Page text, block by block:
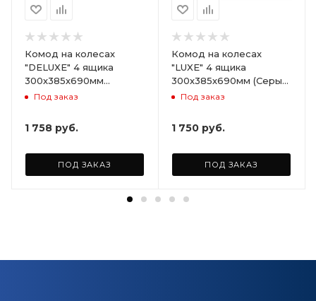
Комод на колесах
"DELUXE" 4 ящика
300х385х690мм
(Светло-бежевый)
Под заказ
1 758 руб.
ПОД ЗАКАЗ
Комод на колесах
"LUXE" 4 ящика
300х385х690мм (Серый)
ARD258086
Под заказ
1 750 руб.
ПОД ЗАКАЗ